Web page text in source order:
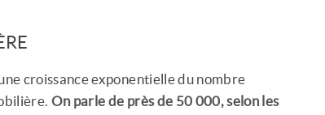
croissance exponentielle du nombre
On parle de près de 50 000, selon les